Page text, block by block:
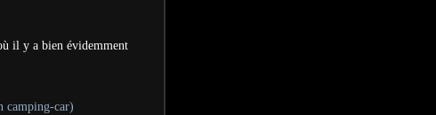
il y a bien évidemment